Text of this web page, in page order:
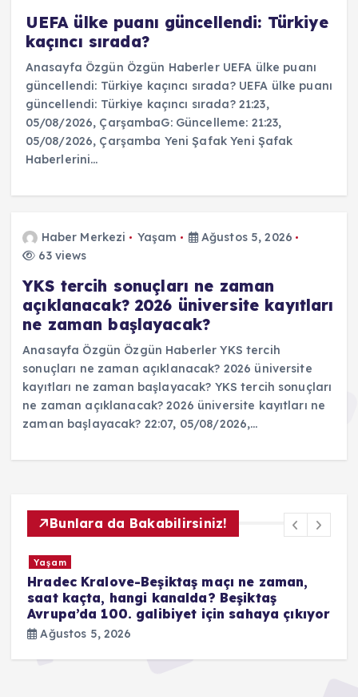
UEFA ülke puanı güncellendi: Türkiye
kaçıncı sırada?
Anasayfa Özgün Özgün Haberler UEFA ülke puanı
güncellendi: Türkiye kaçıncı sırada? UEFA ülke puanı
güncellendi: Türkiye kaçıncı sırada? 21:23,
05/08/2026, ÇarşambaG: Güncelleme: 21:23,
05/08/2026, Çarşamba Yeni Şafak Yeni Şafak
Haberlerini…
Haber Merkezi Yaşam
Ağustos 5, 2026
63 views
YKS tercih sonuçları ne zaman
açıklanacak? 2026 üniversite kayıtları
ne zaman başlayacak?
Anasayfa Özgün Özgün Haberler YKS tercih
sonuçları ne zaman açıklanacak? 2026 üniversite
kayıtları ne zaman başlayacak? YKS tercih sonuçları
ne zaman açıklanacak? 2026 üniversite kayıtları ne
zaman başlayacak? 22:07, 05/08/2026,…
Bunlara da Bakabilirsiniz!
Yaşam
Hradec Kralove-Beşiktaş maçı ne zaman,
saat kaçta, hangi kanalda? Beşiktaş
Avrupa’da 100. galibiyet için sahaya çıkıyor
Ağustos 5, 2026